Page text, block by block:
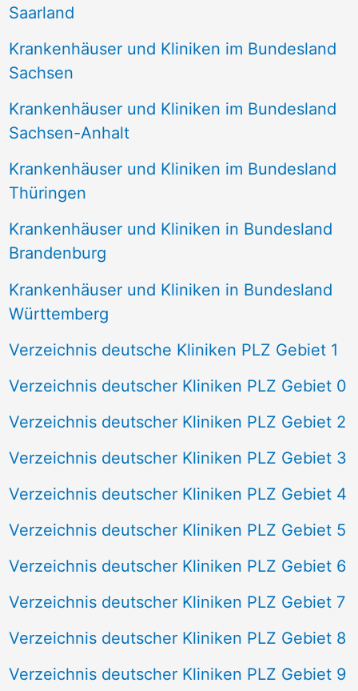
Saarland
Krankenhäuser und Kliniken im Bundesland
Sachsen
Krankenhäuser und Kliniken im Bundesland
Sachsen-Anhalt
Krankenhäuser und Kliniken im Bundesland
Thüringen
Krankenhäuser und Kliniken in Bundesland
Brandenburg
Krankenhäuser und Kliniken in Bundesland
Württemberg
Verzeichnis deutsche Kliniken PLZ Gebiet 1
Verzeichnis deutscher Kliniken PLZ Gebiet 0
Verzeichnis deutscher Kliniken PLZ Gebiet 2
Verzeichnis deutscher Kliniken PLZ Gebiet 3
Verzeichnis deutscher Kliniken PLZ Gebiet 4
Verzeichnis deutscher Kliniken PLZ Gebiet 5
Verzeichnis deutscher Kliniken PLZ Gebiet 6
Verzeichnis deutscher Kliniken PLZ Gebiet 7
Verzeichnis deutscher Kliniken PLZ Gebiet 8
Verzeichnis deutscher Kliniken PLZ Gebiet 9